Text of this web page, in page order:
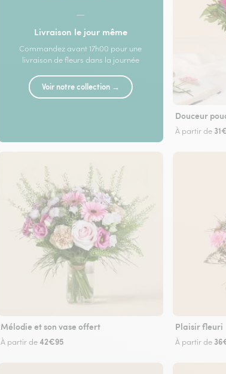
—
Livraison le jour même
Commandez avant 17h00 pour une
livraison de fleurs dans la journée
Voir notre collection →
Douceur
À partir de
Mélodie et son vase offert
À partir de42€95
Plaisir fleuri
À partir de